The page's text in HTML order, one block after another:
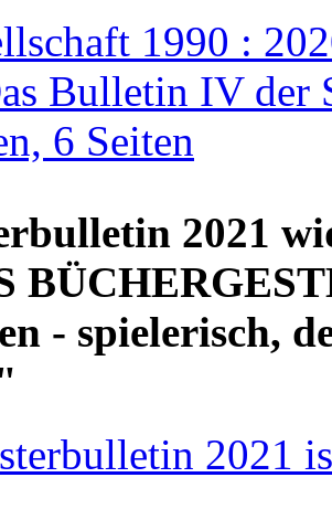
1990 :
Bulletin IV der
6 Seiten
2021
- spielerisch,
2021